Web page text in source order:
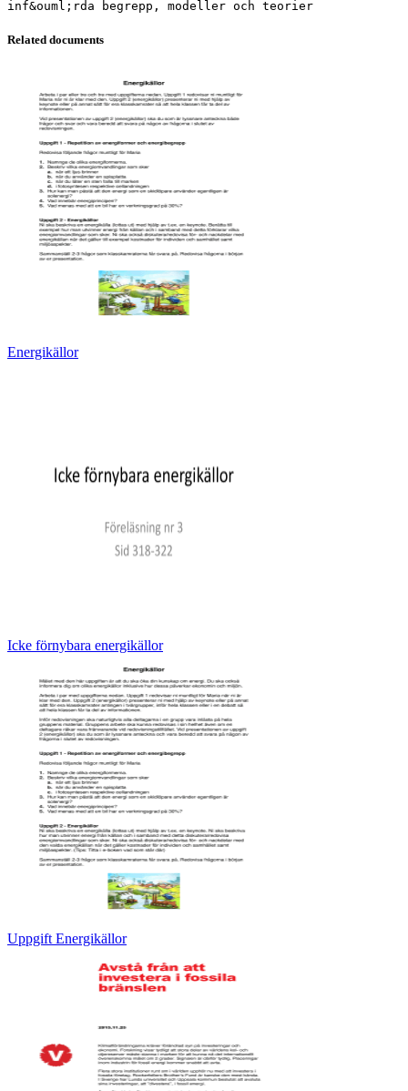
Related documents
Energikällor
Icke förnybara energikällor
Uppgift Energikällor